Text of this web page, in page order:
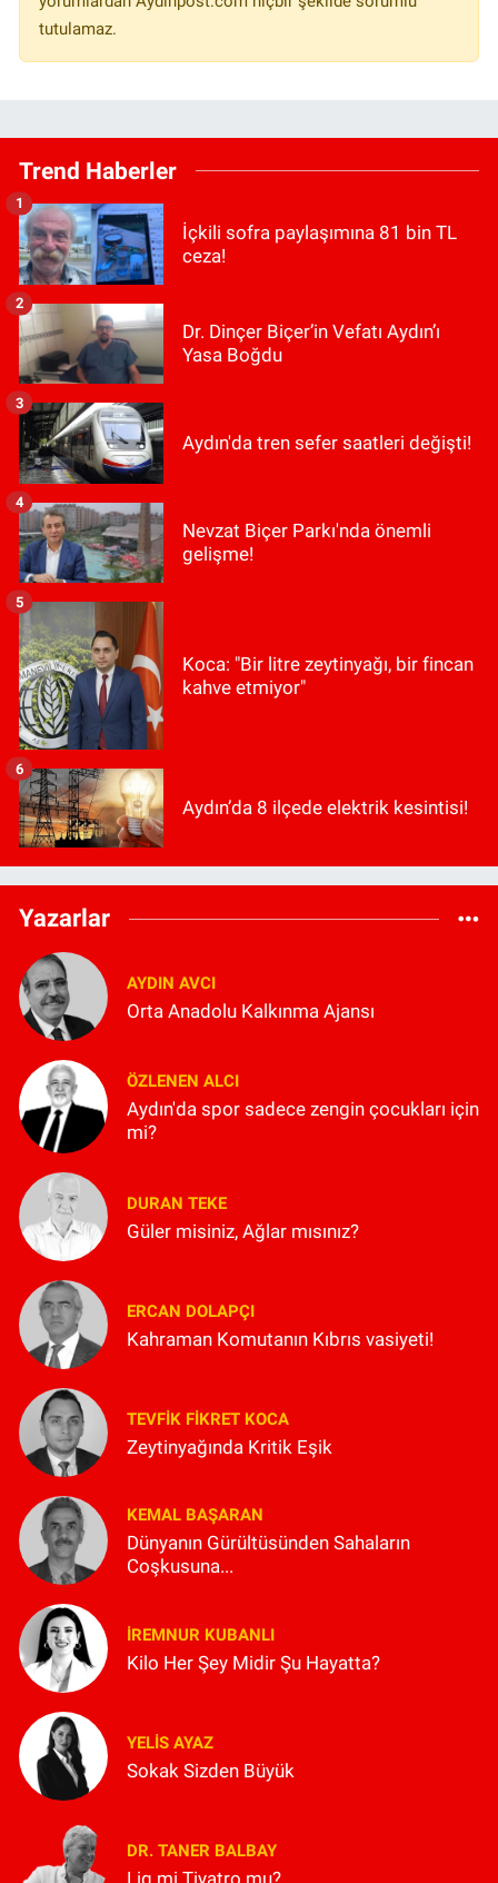
tutulamaz.
Trend Haberler
İçkili sofra paylaşımına 81 bin TL
ceza!
1
Dr. Dinçer Biçer’in Vefatı Aydın’ı
Yasa Boğdu
2
Aydın'da tren sefer saatleri değişti!
3
Nevzat Biçer Parkı'nda önemli
gelişme!
4
Koca: "Bir litre zeytinyağı, bir fincan
kahve etmiyor"
5
Aydın’da 8 ilçede elektrik kesintisi!
6
Yazarlar
AYDIN AVCI
Orta Anadolu Kalkınma Ajansı
ÖZLENEN ALCI
Aydın'da spor sadece zengin çocukları için
mi?
DURAN TEKE
Güler misiniz, Ağlar mısınız?
ERCAN DOLAPÇI
Kahraman Komutanın Kıbrıs vasiyeti!
TEVFIK FIKRET KOCA
Zeytinyağında Kritik Eşik
KEMAL BAŞARAN
Dünyanın Gürültüsünden Sahaların
Coşkusuna...
İREMNUR KUBANLI
Kilo Her Şey Midir Şu Hayatta?
YELIS AYAZ
Sokak Sizden Büyük
DR. TANER BALBAY
Lig mi Tiyatro mu?